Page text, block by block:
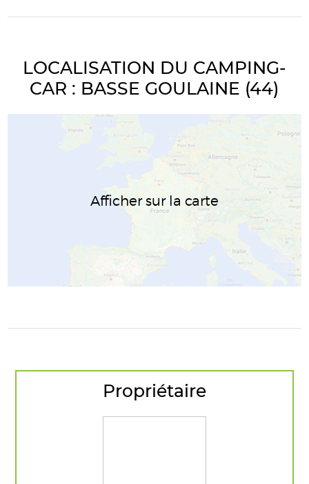
LOCALISATION DU CAMPING-
CAR : BASSE GOULAINE (44)
Afficher sur la carte
Propriétaire